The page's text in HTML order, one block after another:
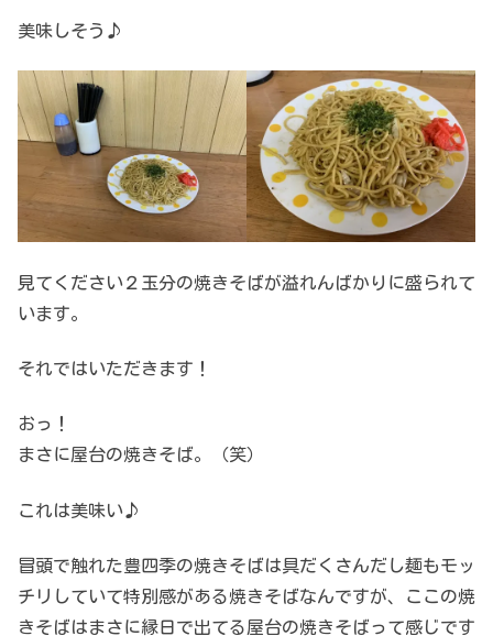
美味しそう♪
見てください２玉分の焼きそばが溢れんばかりに盛られて
います。
それではいただきます！
おっ！
まさに屋台の焼きそば。（笑）
これは美味い♪
冒頭で触れた豊四季の焼きそばは具だくさんだし麺もモッ
チリしていて特別感がある焼きそばなんですが、ここの焼
きそばはまさに縁日で出てる屋台の焼きそばって感じです